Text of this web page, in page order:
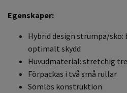
Egenskaper:
Hybrid design strumpa/
optimalt skydd
Huvudmaterial: stretchig
Förpackas i två små rullar
Sömlös konstruktion